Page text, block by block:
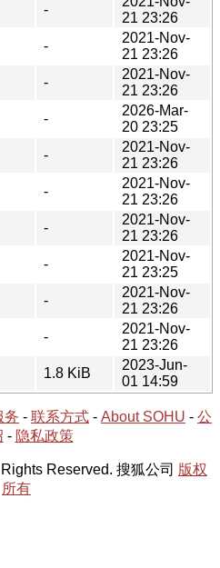
-
21 23:26
-
2021-Nov-
21 23:26
-
2021-Nov-
21 23:26
-
2026-Mar-
20 23:25
-
2021-Nov-
21 23:26
-
2021-Nov-
21 23:26
-
2021-Nov-
21 23:26
-
2021-Nov-
21 23:25
-
2021-Nov-
21 23:26
-
2021-Nov-
21 23:26
1.8 KiB
2023-Jun-
01 14:59
务 - 联系方式 - About SOHU - 公
- 隐私政策
Reserved. 搜狐公司 版权
所有